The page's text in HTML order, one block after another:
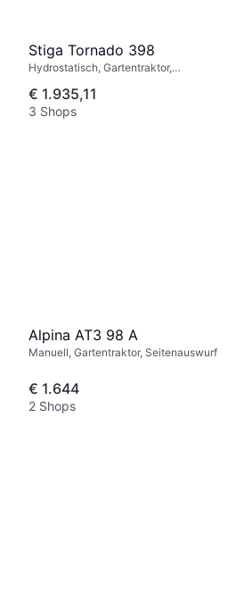
Stiga Tornado 398
Hydrostatisch, Gartentraktor,
€ 1.935,11
3 Shops
Alpina AT3 98 A
Manuell, Gartentraktor, Seitenauswurf
€ 1.644
2 Shops